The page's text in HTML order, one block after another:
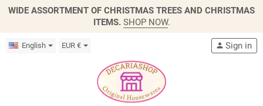
WIDE ASSORTMENT OF CHRISTMAS TREES AND CHRISTMAS
ITEMS. SHOP NOW.
English EUR € person Sign in